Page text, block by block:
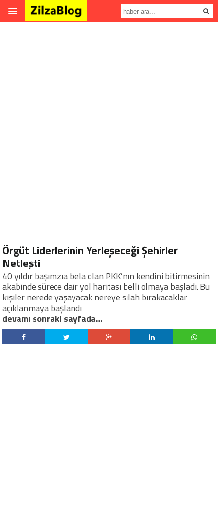
Örgüt Liderlerinin Yerleşeceği Şehirler
Netleşti
40 yıldır başımzıa bela olan PKK’nın kendini bitirmesinin
akabinde sürece dair yol haritası belli olmaya başladı. Bu
kişiler nerede yaşayacak nereye silah bırakacaklar
açıklanmaya başlandı
devamı sonraki sayfada…